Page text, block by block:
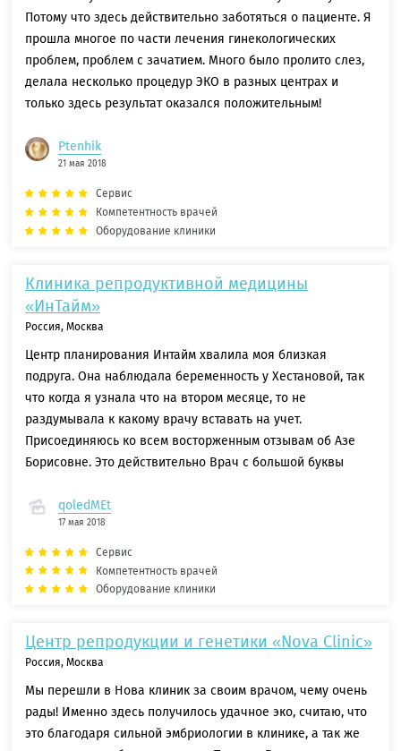
Потому что здесь действительно заботяться о пациенте. Я
прошла многое по части лечения гинекологических
проблем, проблем с зачатием. Много было пролито слез,
делала несколько процедур ЭКО в разных центрах и
только здесь результат оказался положительным!
Ptenhik
21 мая 2018
Сервис
Компетентность врачей
Оборудование клиники
Клиника репродуктивной медицины
«ИнТайм»
Россия, Москва
Центр планирования Интайм хвалила моя близкая
подруга. Она наблюдала беременность у Хестановой, так
что когда я узнала что на втором месяце, то не
раздумывала к какому врачу вставать на учет.
Присоединяюсь ко всем восторженным отзывам об Азе
Борисовне. Это действительно Врач с большой буквы
qoledMEt
17 мая 2018
Сервис
Компетентность врачей
Оборудование клиники
Центр репродукции и генетики «Nova Clinic»
Россия, Москва
Мы перешли в Нова клиник за своим врачом, чему очень
рады! Именно здесь получилось удачное эко, считаю, что
это благодаря сильной эмбриологии в клинике, а так же